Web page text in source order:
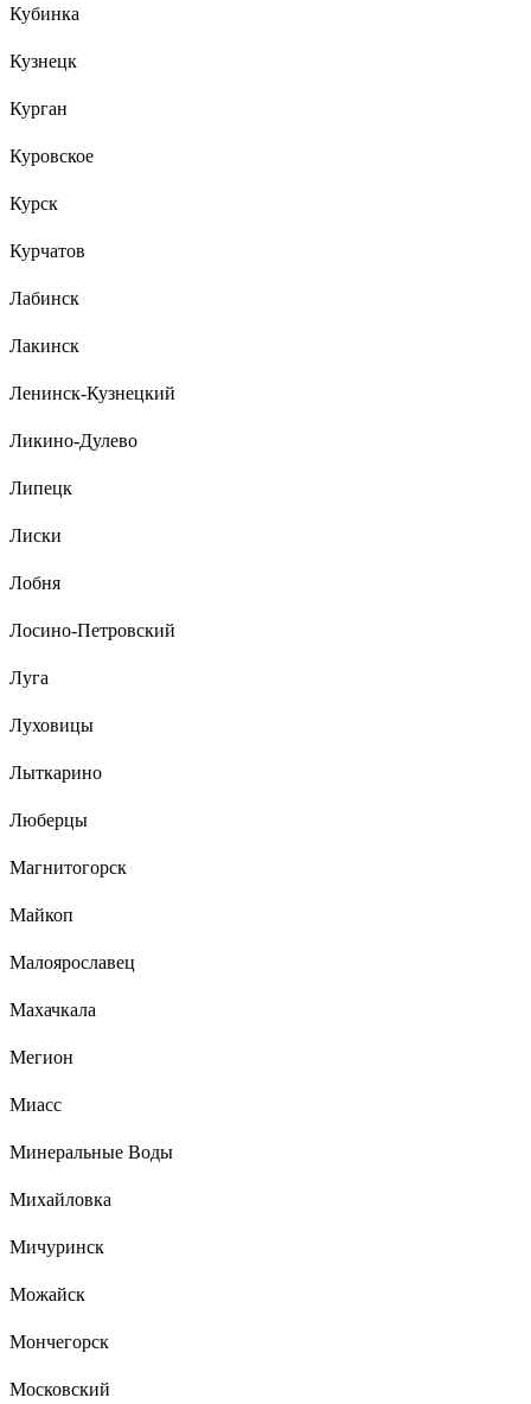
Кубинка
Кузнецк
Курган
Куровское
Курск
Курчатов
Лабинск
Лакинск
Ленинск-Кузнецкий
Ликино-Дулево
Липецк
Лиски
Лобня
Лосино-Петровский
Луга
Луховицы
Лыткарино
Люберцы
Магнитогорск
Майкоп
Малоярославец
Махачкала
Мегион
Миасс
Минеральные Воды
Михайловка
Мичуринск
Можайск
Мончегорск
Московский